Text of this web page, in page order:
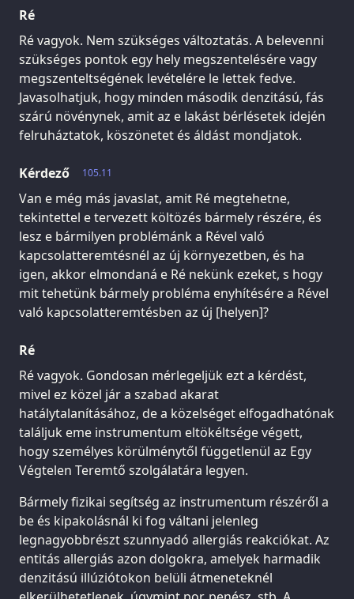
Ré
Ré vagyok. Nem szükséges változtatás. A belevenni
szükséges pontok egy hely megszentelésére vagy
megszenteltségének levételére le lettek fedve.
Javasolhatjuk, hogy minden második denzitású, fás
szárú növénynek, amit az e lakást bérlésetek idején
felruháztatok, köszönetet és áldást mondjatok.
105.11
Kérdező
Van e még más javaslat, amit Ré megtehetne,
tekintettel e tervezett költözés bármely részére, és
lesz e bármilyen problémánk a Rével való
kapcsolatteremtésnél az új környezetben, és ha
igen, akkor elmondaná e Ré nekünk ezeket, s hogy
mit tehetünk bármely probléma enyhítésére a Rével
való kapcsolatteremtésben az új [helyen]?
Ré
Ré vagyok. Gondosan mérlegeljük ezt a kérdést,
mivel ez közel jár a szabad akarat
hatálytalanításához, de a közelséget elfogadhatónak
találjuk eme instrumentum eltökéltsége végett,
hogy személyes körülménytől függetlenül az Egy
Végtelen Teremtő szolgálatára legyen.
Bármely fizikai segítség az instrumentum részéről a
be és kipakolásnál ki fog váltani jelenleg
legnagyobbrészt szunnyadó allergiás reakciókat. Az
entitás allergiás azon dolgokra, amelyek harmadik
denzitású illúziótokon belüli átmeneteknél